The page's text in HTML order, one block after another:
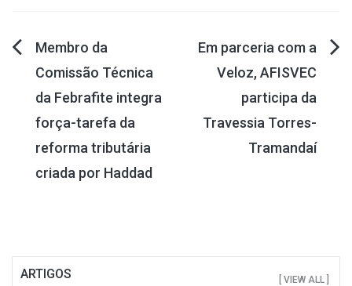
Navegação
Post
Membro da
Comissão Técnica
da Febrafite integra
força-tarefa da
reforma tributária
criada por Haddad
Em parceria com a
Veloz, AFISVEC
participa da
Travessia Torres-
Tramandaí
ARTIGOS [ VIEW ALL ]